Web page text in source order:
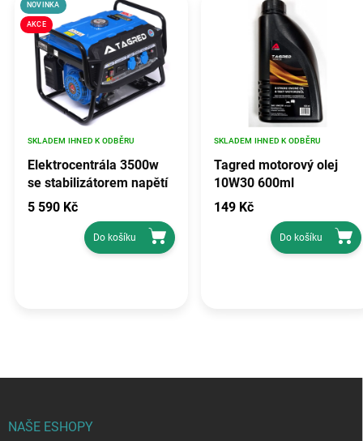
AKCE
NOVINKA
Elektrocentrála 3500w
se stabilizátorem napětí
avr, TAGRED TA3500GHX
SKLADEM IHNED K ODBĚRU
5 590 Kč
Do košíku
Tagred motorový olej
10W30 600ml
SKLADEM IHNED K ODBĚRU
149 Kč
Do košíku
NAŠE ESHOPY